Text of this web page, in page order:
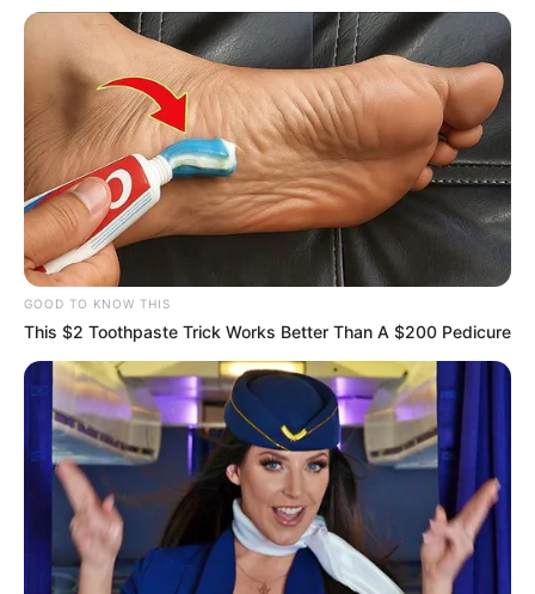
GOOD TO KNOW THIS
This $2 Toothpaste Trick Works Better Than A $200 Pedicure